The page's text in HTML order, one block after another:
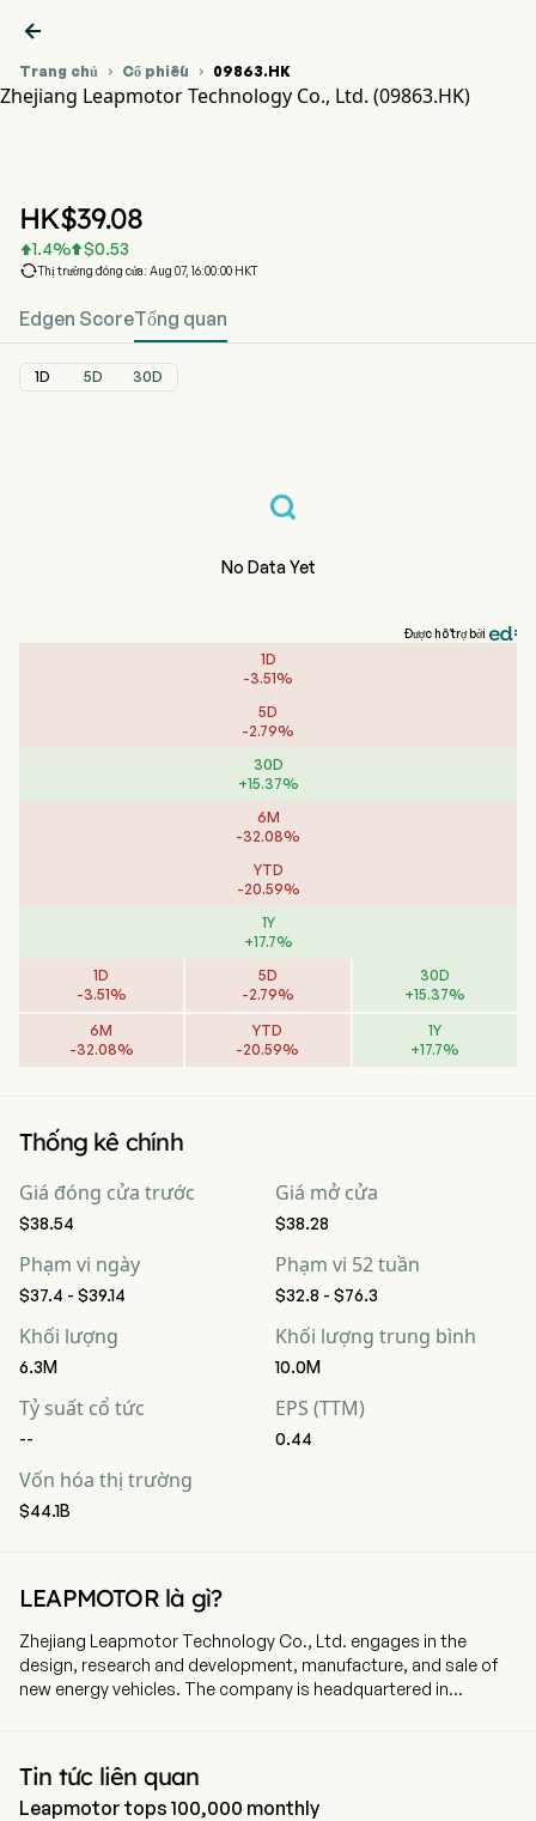

Trang chủ  Cổ phiếu  09863.HK
Zhejiang Leapmotor Technology Co., Ltd. (09863.HK)
HK$39.08
1.4% $0.53
Thị trường đóng cửa: Aug 07, 16:00:00 HKT
Edgen ScoreTổng quan
1D 5D 30D
No Data Yet
Được hỗ trợ bởi
1D
-3.51%
5D
-2.79%
30D
+15.37%
6M
-32.08%
YTD
-20.59%
1Y
+17.7%
1D
-3.51%
5D
-2.79%
30D
+15.37%
6M
-32.08%
YTD
-20.59%
1Y
+17.7%
Thống kê chính
Giá đóng cửa trước
$38.54
Giá mở cửa
$38.28
Phạm vi ngày
$37.4 - $39.14
Phạm vi 52 tuần
$32.8 - $76.3
Khối lượng
6.3M
Khối lượng trung bình
10.0M
Tỷ suất cổ tức
--
EPS (TTM)
0.44
Vốn hóa thị trường
$44.1B
LEAPMOTOR là gì?
Zhejiang Leapmotor Technology Co., Ltd. engages in the
design, research and development, manufacture, and sale of
new energy vehicles. The company is headquartered in
design, research, development and manufacturing, intelligent
driving, electric drive assembly, battery system development,
Tin tức liên quan
Leapmotor tops 100,000 monthly